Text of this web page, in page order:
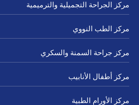
مركز الجراحة التجميلية والترميمية
مركز الطب النووي
مركز جراحة السمنة والسكري
مركز أطفال الأنابيب
مركز الأورام الطبية